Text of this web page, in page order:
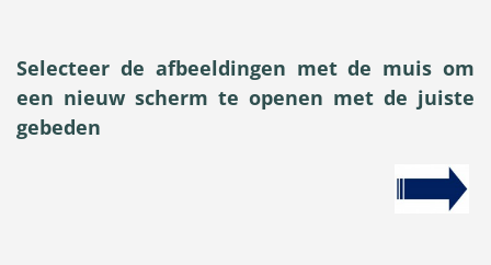
Selecteer de afbeeldingen met de muis om
een nieuw scherm te openen met de juiste
gebeden